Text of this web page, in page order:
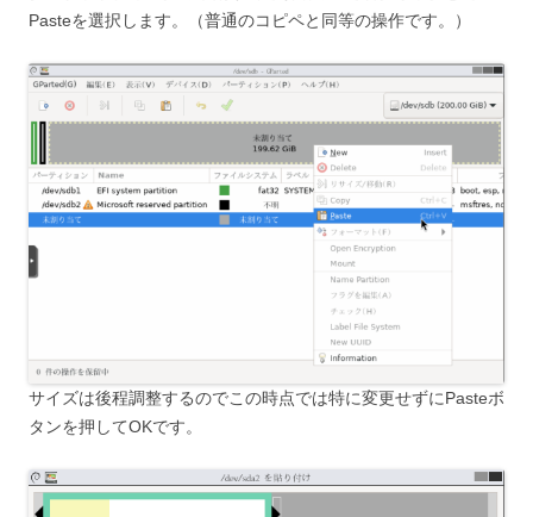
Pasteを選択します。（普通のコピペと同等の操作です。）
サイズは後程調整するのでこの時点では特に変更せずにPasteボ
タンを押してOKです。